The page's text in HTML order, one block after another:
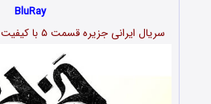
BluRay
سریال ایرانی جزیره قسمت۵با کیفیت 1080p & 720p & 480p